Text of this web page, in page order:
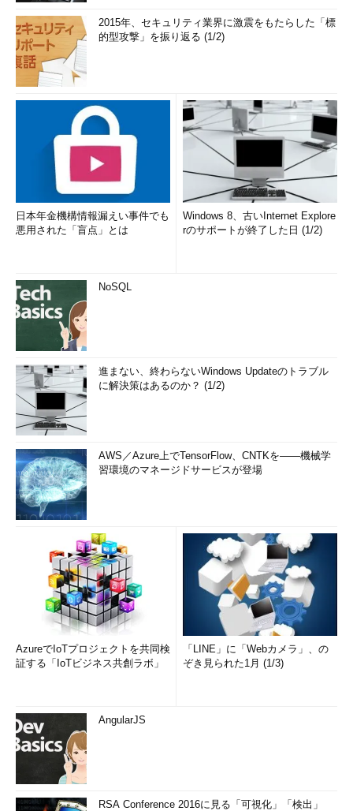
2015年、セキュリティ業界に激震をもたらした「標
的型攻撃」を振り返る (1/2)
日本年金機構情報漏えい事件でも
悪用された「盲点」とは
Windows 8、古いInternet Explore
rのサポートが終了した日 (1/2)
NoSQL
進まない、終わらないWindows Updateのトラブル
に解決策はあるのか？ (1/2)
AWS／Azure上でTensorFlow、CNTKを――機械学
習環境のマネージドサービスが登場
AzureでIoTプロジェクトを共同検
証する「IoTビジネス共創ラボ」
「LINE」に「Webカメラ」、の
ぞき見られた1月 (1/3)
AngularJS
RSA Conference 2016に見る「可視化」「検出」